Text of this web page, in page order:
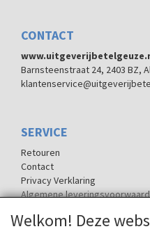
CONTACT
Barnsteenstraat 24, 2403 BZ,
SERVICE
Retouren
Contact
Privacy Verklaring
Algemene
Welkom! Deze